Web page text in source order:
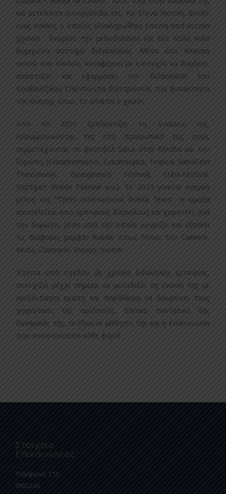
και μετέπειτα συνεργάτιδα της, Κα Έλενα Γκότση, άνοιξε
ένας κύκλος ο οποίος ολοκληρώθηκε έπειτα από έντεκα
χρόνια. Γνώρισε την μεθοδολογία και ένα πολύ καλά
δομημένο σύστημα διδασκαλίας. Μέσα στο πλαίσιο
αυτού του κύκλου, καταφέρνει με επιτυχία να δομήσει,
αναπτύξει και εφαρμόσει την διδασκαλία του
Κουβανέζικου Cha-cha-cha διατηρώντας την φυσικότητα
της κίνησης όπως το απαιτεί ο χορός.
Από το 2010 εμπλουτίζει τις γνώσεις της,
ενσωματώνοντας τες στο προσωπικό της στυλ,
συμμετέχοντας σε φεστιβάλ Salsa στην Ελλάδα και την
Ευρώπη (Cubamemucho, Cubamisalsa, Tropical SalsaFest
Thessaloniki, Guanguanco Festival, Cuba-Festival,
Stuttgart Rueda Festival κ.α.). To 2013 γίνεται ενεργό
μέλος της “TWSS–International Rueda Team”. Η ομάδα
αποτελείται από έμπειρους δασκάλους και χορευτές ανά
την Ευρώπη, μέσα από την οποία γνωρίζει και εξασκεί
τις διάφορες μορφές Rueda, όπως Torno, Trio Caliente,
Mixta, Contrario, Espejo, Switch.
Έπειτα από σχεδόν 20 χρόνια διδακτικής εμπειρίας,
συνεχίζει μέχρι σήμερα να μεταδίδει τη γνώση της με
ανεξάντλητη αγάπη και παράλληλα να διευρύνει τους
χορευτικές της ορίζοντες. Βασικό συστατικό της
δυναμικής της, οι ίδιοι οι μαθητές της και η επικοινωνία
που αναπτύσσεται κάθε φορά!
Στοιχεία
Επικοινωνίας
Τηλέφωνο: 210
9902240